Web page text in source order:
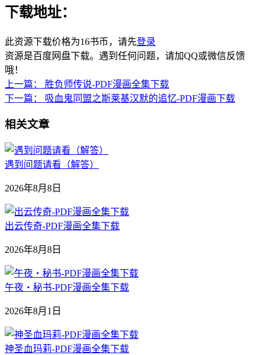
下载地址：
此资源下载价格为16书币，请先登录
资源是百度网盘下载。遇到任何问题，请加QQ或微信反馈
哦！
上一篇：
胜负师传说-PDF漫画全集下载
下一篇：
吸血鬼同盟之斯莱基汉默的追忆-PDF漫画下载
相关文章
遇到问题请看（解答）
2026年8月8日
出云传奇-PDF漫画全集下载
2026年8月8日
午夜‧秘书-PDF漫画全集下载
2026年8月1日
神圣血玛莉-PDF漫画全集下载